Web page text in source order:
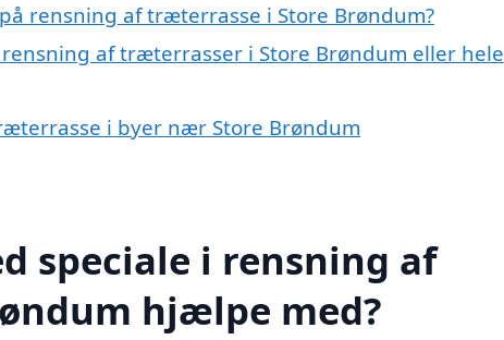
rensning af træterrasse i Store Brøndum?
af træterrasser i Store Brøndum eller hele
i byer nær Store Brøndum
speciale i rensning af
hjælpe med?